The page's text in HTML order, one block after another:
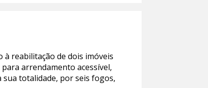
reabilitação de dois imóveis
para arrendamento acessível,
totalidade, por seis fogos,